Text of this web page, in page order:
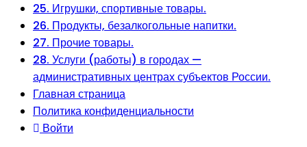
25. Игрушки, спортивные товары.
26. Продукты, безалкогольные напитки.
27. Прочие товары.
28. Услуги (работы) в городах —
административных центрах субъектов России.
Главная страница
Политика конфиденциальности
Войти